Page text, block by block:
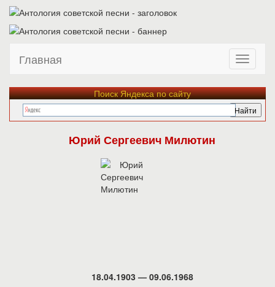
Главная
Поиск Яндекса по сайту
Юрий Сергеевич Милютин
18.04.1903 — 09.06.1968